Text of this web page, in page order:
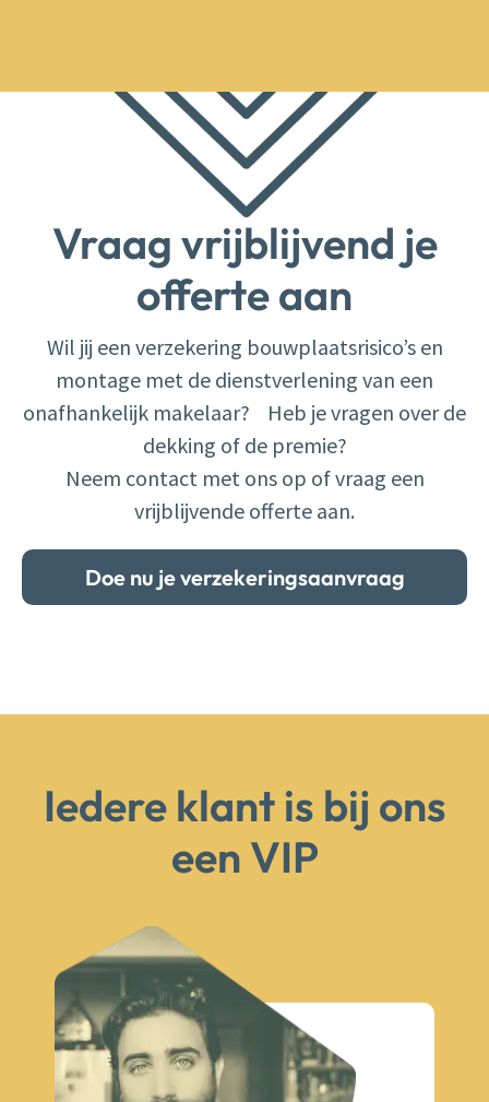
Vraag vrijblijvend je
offerte aan
Wil jij een verzekering bouwplaatsrisico’s en
montage met de dienstverlening van een
onafhankelijk makelaar? Heb je vragen over de
dekking of de premie?
Neem contact met ons op of vraag een
vrijblijvende offerte aan.
Doe nu je verzekeringsaanvraag
Iedere klant is bij ons
een VIP